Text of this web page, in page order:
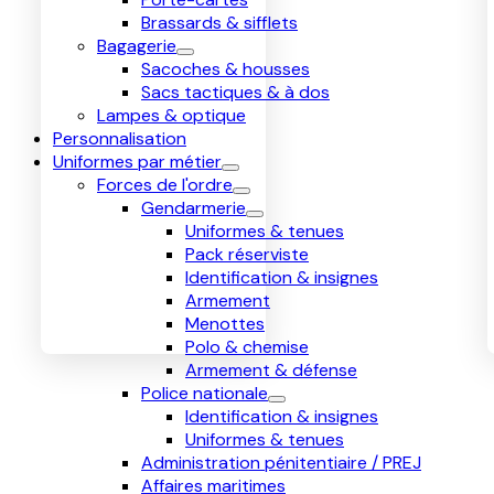
Brassards & sifflets
Bagagerie
Sacoches & housses
Sacs tactiques & à dos
Lampes & optique
Personnalisation
Uniformes par métier
Forces de l'ordre
Gendarmerie
Uniformes & tenues
Pack réserviste
Identification & insignes
Armement
Menottes
Polo & chemise
Armement & défense
Police nationale
Identification & insignes
Uniformes & tenues
Administration pénitentiaire / PREJ
Affaires maritimes